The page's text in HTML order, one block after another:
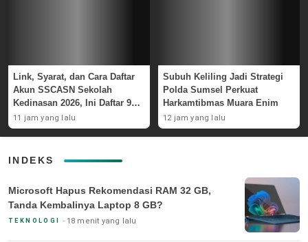
Link, Syarat, dan Cara Daftar
Akun SSCASN Sekolah
Kedinasan 2026, Ini Daftar 9
Instansinya
11 jam yang lalu
Subuh Keliling Jadi Strategi
Polda Sumsel Perkuat
Harkamtibmas Muara Enim
12 jam yang lalu
INDEKS
Microsoft Hapus Rekomendasi RAM 32 GB,
Tanda Kembalinya Laptop 8 GB?
TEKNOLOGI 18 menit yang lalu